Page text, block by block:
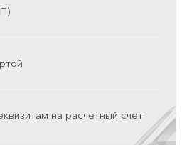
на расчетный счет